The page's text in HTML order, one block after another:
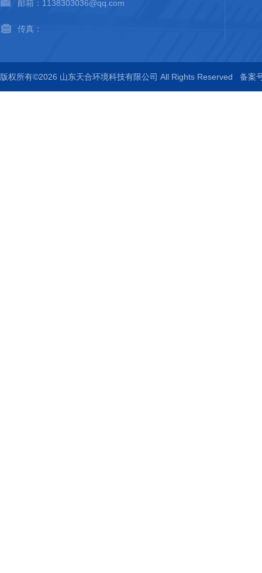
邮箱：1138303036@qq.com
传真：
版权所有©2026 山东天合环境科技有限公司 All Rights Reserved 备案